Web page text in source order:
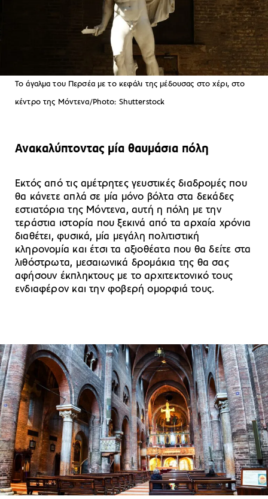
Το άγαλμα του Περσέα με το κεφάλι της μέδουσας στο χέρι, στο
κέντρο της Μόντενα/Photo: Shutterstock
Ανακαλύπτοντας μία θαυμάσια πόλη
Εκτός από τις αμέτρητες γευστικές διαδρομές που
θα κάνετε απλά σε μία μόνο βόλτα στα δεκάδες
εστιατόρια της Μόντενα, αυτή η πόλη με την
τεράστια ιστορία που ξεκινά από τα αρχαία χρόνια
διαθέτει, φυσικά, μία μεγάλη πολιτιστική
κληρονομία και έτσι τα αξιοθέατα που θα δείτε στα
λιθόστρωτα, μεσαιωνικά δρομάκια της θα σας
αφήσουν έκπληκτους με το αρχιτεκτονικό τους
ενδιαφέρον και την φοβερή ομορφιά τους.